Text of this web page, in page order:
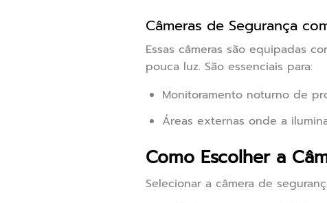
Câmeras de Segurança
Essas câmeras são equipadas
pouca luz. São essenciais para:
Monitoramento noturno de
Áreas externas onde a
Como Escolher a
Selecionar a câmera de